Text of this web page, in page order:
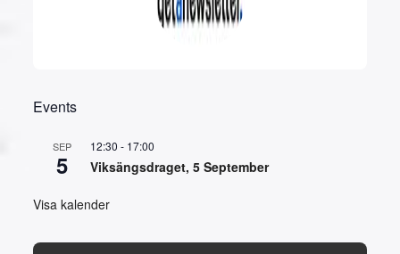
Events
SEP
5
12:30 - 17:00
Viksängsdraget, 5 September
Visa kalender